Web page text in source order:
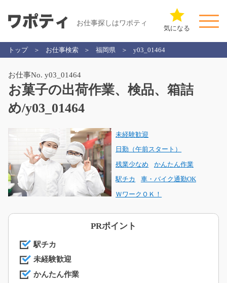
お仕事探しはワポティ
気になる
トップ お仕事検索 福岡県 y03_01464
お仕事No. y03_01464
お菓子の出荷作業、検品、箱詰
め/y03_01464
未経験歓迎
日勤（午前スタート）
残業少なめ かんたん作業
駅チカ 車・バイク通勤OK
ＷワークＯＫ！
PRポイント
駅チカ
未経験歓迎
かんたん作業